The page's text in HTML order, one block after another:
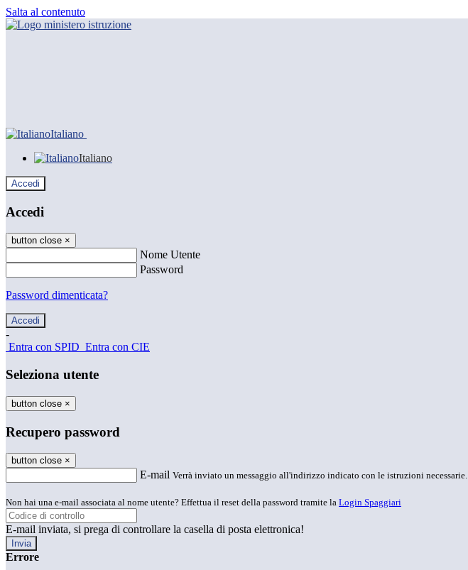
Salta al contenuto
Italiano
Italiano
Accedi
Accedi
button close ×
Nome Utente
Password
Password dimenticata?
-
Entra con SPID Entra con CIE
Seleziona utente
button close ×
Recupero password
button close ×
E-mail Verrà inviato un messaggio all'indirizzo indicato con le istruzioni necessarie.
Non hai una e-mail associata al nome utente? Effettua il reset della password tramite la Login Spaggiari
E-mail inviata, si prega di controllare la casella di posta elettronica!
Errore